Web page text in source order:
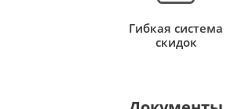
Гибкая система
скидок